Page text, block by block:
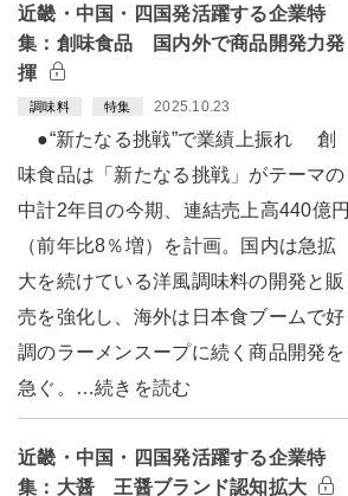
近畿・中国・四国発活躍する企業特
集：創味食品 国内外で商品開発力発
揮
調味料 特集 2025.10.23
●“新たなる挑戦”で業績上振れ 創
味食品は「新たなる挑戦」がテーマの
中計2年目の今期、連結売上高440億円
（前年比8％増）を計画。国内は急拡
大を続けている洋風調味料の開発と販
売を強化し、海外は日本食ブームで好
調のラーメンスープに続く商品開発を
急ぐ。…続きを読む
近畿・中国・四国発活躍する企業特
集：大醤 王醤ブランド認知拡大